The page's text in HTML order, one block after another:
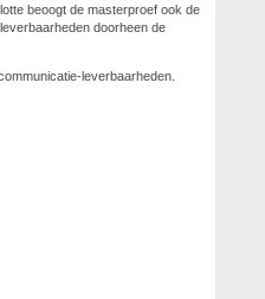
beoogt de masterproef ook de
doorheen de
leverbaarheden.